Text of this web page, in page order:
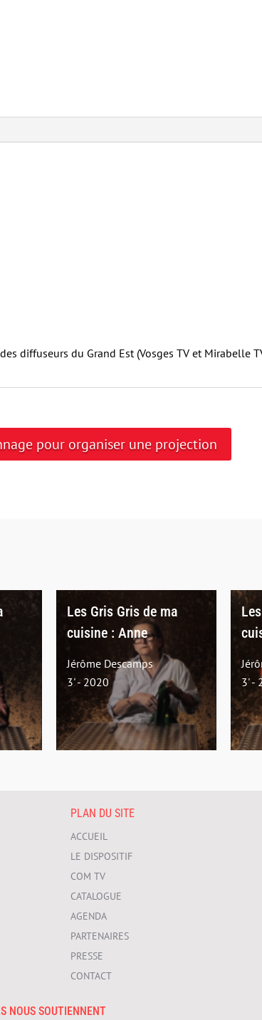
diffuseurs du Grand Est (Vosges TV et Mirabelle
pour organiser une projection
Les Gris Gris de ma
cuisine : Anne
Jérôme Descamps
3' - 2020
3' -
PLAN DU SITE
ACCUEIL
LE DISPOSITIF
COM TV
CATALOGUE
AGENDA
PARTENAIRES
PRESSE
CONTACT
NOUS SOUTIENNENT